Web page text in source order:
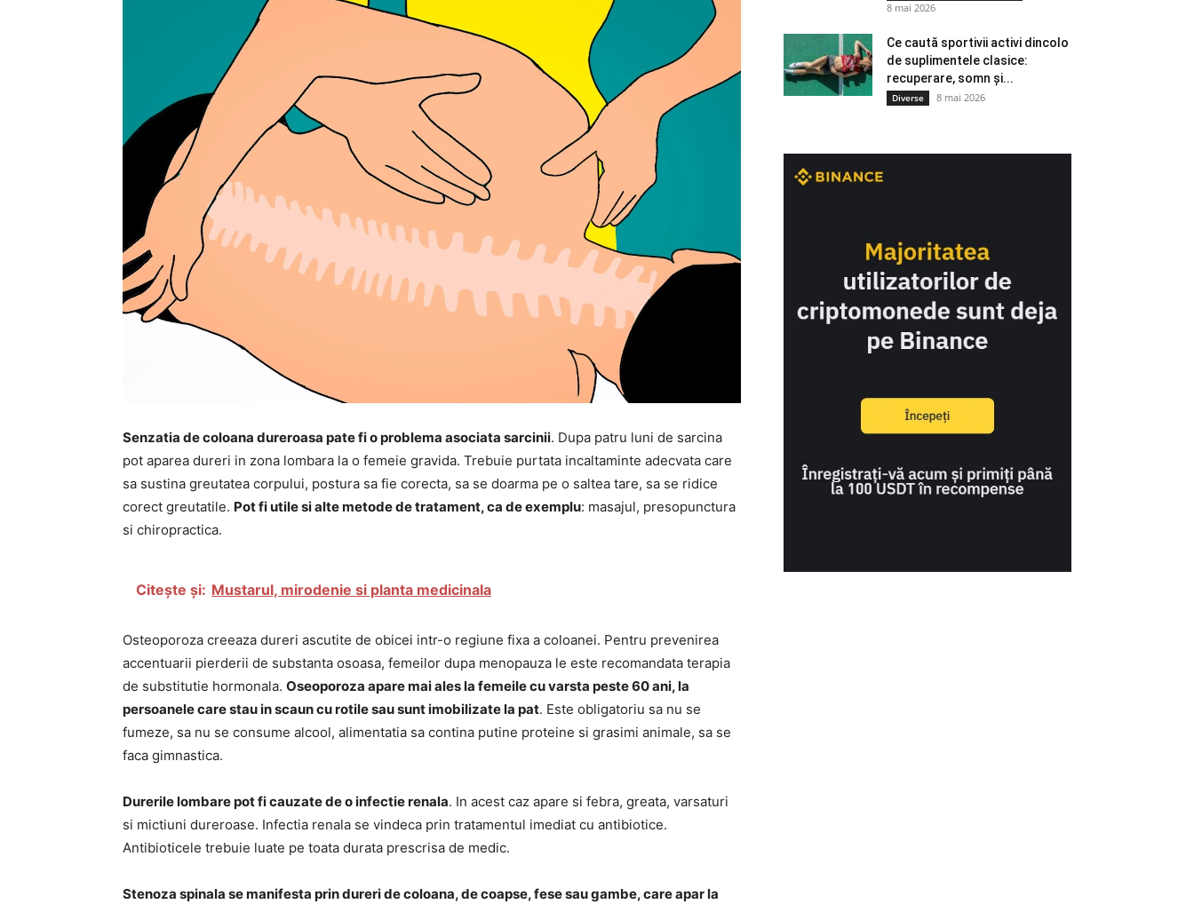
Senzatia de coloana dureroasa pate fi o problema asociata sarcinii. Dupa patru luni de sarcina
pot aparea dureri in zona lombara la o femeie gravida. Trebuie purtata incaltaminte adecvata care
sa sustina greutatea corpului, postura sa fie corecta, sa se doarma pe o saltea tare, sa se ridice
corect greutatile. Pot fi utile si alte metode de tratament, ca de exemplu: masajul, presopunctura
si chiropractica.
Citește și: Mustarul, mirodenie si planta medicinala
Osteoporoza creeaza dureri ascutite de obicei intr-o regiune fixa a coloanei. Pentru prevenirea
accentuarii pierderii de substanta osoasa, femeilor dupa menopauza le este recomandata terapia
de substitutie hormonala. Oseoporoza apare mai ales la femeile cu varsta peste 60 ani, la
persoanele care stau in scaun cu rotile sau sunt imobilizate la pat. Este obligatoriu sa nu se
fumeze, sa nu se consume alcool, alimentatia sa contina putine proteine si grasimi animale, sa se
faca gimnastica.
Durerile lombare pot fi cauzate de o infectie renala. In acest caz apare si febra, greata, varsaturi
si mictiuni dureroase. Infectia renala se vindeca prin tratamentul imediat cu antibiotice.
Antibioticele trebuie luate pe toata durata prescrisa de medic.
Stenoza spinala se manifesta prin dureri de coloana, de coapse, fese sau gambe, care apar la
8 mai 2026
Ce caută sportivii activi dincolo
de suplimentele clasice:
recuperare, somn și...
Diverse 8 mai 2026